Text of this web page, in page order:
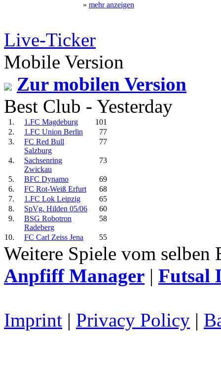
» mehr anzeigen
Live-Ticker
Mobile Version
Zur mobilen Version
Best Club - Yesterday
1. 1.FC Magdeburg
101
2.
1.FC Union Berlin
77
3.
FC Red Bull
Salzburg
77
4.
Sachsenring
Zwickau
73
5. BFC Dynamo
69
6.
FC Rot-Weiß Erfurt
68
7.
1.FC Lok Leipzig
65
8.
SpVg. Hilden 05/06
60
9.
BSG Robotron
Radeberg
58
10. FC Carl Zeiss Jena 55
Weitere Spiele vom
Anpfiff Manager | Futsal
Imprint | Privacy Policy |